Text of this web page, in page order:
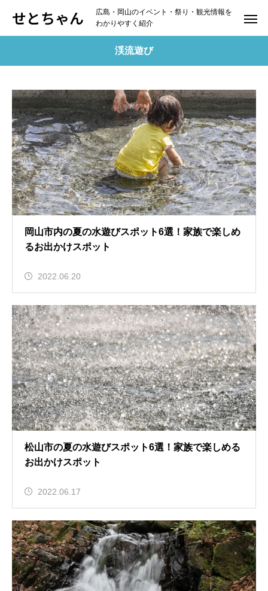
せとちゃん
広島・岡山のイベント・祭り・観光情報を
わかりやすく紹介
渓流遊び
岡山市内の夏の水遊びスポット6選！家族で楽しめ
るお出かけスポット
2022.06.20
松山市の夏の水遊びスポット6選！家族で楽しめる
お出かけスポット
2022.06.17